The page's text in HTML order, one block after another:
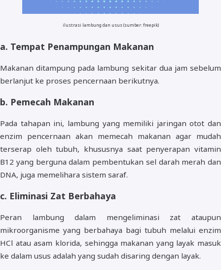
ilustrasi lambung dan usus (sumber: freepik)
a. Tempat Penampungan Makanan
Makanan ditampung pada lambung sekitar dua jam sebelum
berlanjut ke proses pencernaan berikutnya.
b. Pemecah Makanan
Pada tahapan ini, lambung yang memiliki jaringan otot dan
enzim pencernaan akan memecah makanan agar mudah
terserap oleh tubuh, khususnya saat penyerapan vitamin
B12 yang berguna dalam pembentukan sel darah merah dan
DNA, juga memelihara sistem saraf.
c. Eliminasi Zat Berbahaya
Peran lambung dalam mengeliminasi zat ataupun
mikroorganisme yang berbahaya bagi tubuh melalui enzim
HCl atau asam klorida, sehingga makanan yang layak masuk
ke dalam usus adalah yang sudah disaring dengan layak.